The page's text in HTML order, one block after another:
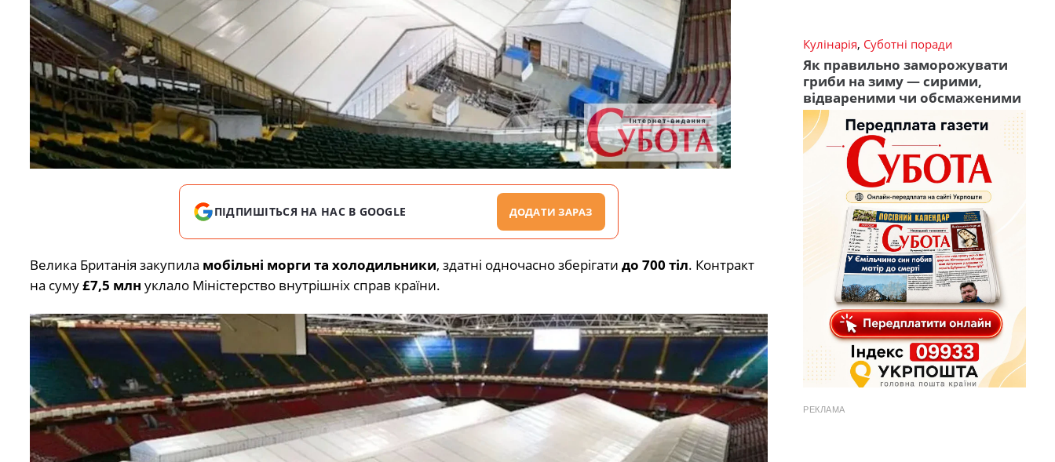
ПІДПИШІТЬСЯ НА НАС В GOOGLE ДОДАТИ ЗАРАЗ
Велика Британія закупила мобільні морги та холодильники, здатні одночасно зберігати до 700 тіл. Контракт
на суму£7,5 млн уклало Міністерство внутрішніх справ країни.
Кулінарія, Суботні поради
Як правильно заморожувати
гриби на зиму — сирими,
відвареними чи обсмаженими
РЕКЛАМА